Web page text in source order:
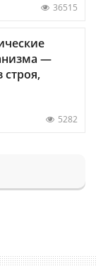
36515
—
строя,
5282